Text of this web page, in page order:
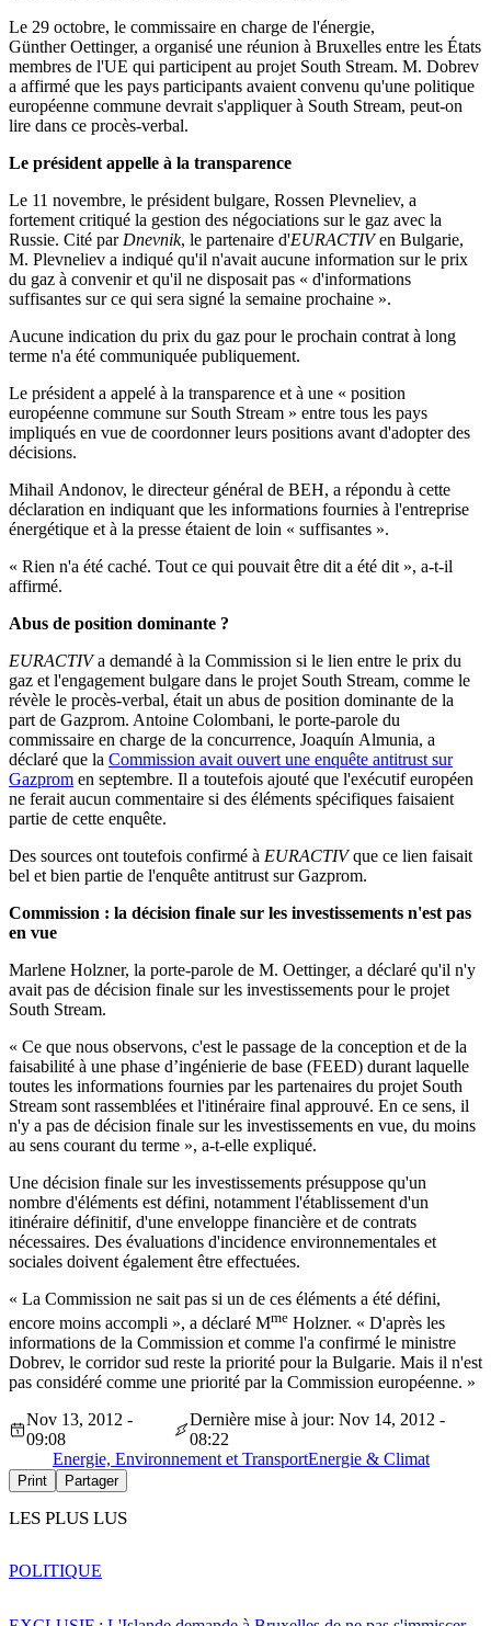
Le 29 octobre, le commissaire en charge de l'énergie,
Günther Oettinger, a organisé une réunion à Bruxelles entre les États
membres de l'UE qui participent au projet South Stream. M. Dobrev
a affirmé que les pays participants avaient convenu qu'une politique
européenne commune devrait s'appliquer à South Stream, peut-on
lire dans ce procès-verbal.
Le président appelle à la transparence
Le 11 novembre, le président bulgare, Rossen Plevneliev, a
fortement critiqué la gestion des négociations sur le gaz avec la
Russie. Cité par Dnevnik, le partenaire d'EURACTIVen Bulgarie,
M. Plevneliev a indiqué qu'il n'avait aucune information sur le prix
du gaz à convenir et qu'il ne disposait pas « d'informations
suffisantes sur ce qui sera signé la semaine prochaine ».
Aucune indication du prix du gaz pour le prochain contrat à long
terme n'a été communiquée publiquement.
Le président a appelé à la transparence et à une « position
européenne commune sur South Stream » entre tous les pays
impliqués en vue de coordonner leurs positions avant d'adopter des
décisions.
Mihail Andonov, le directeur général de BEH, a répondu à cette
déclaration en indiquant que les informations fournies à l'entreprise
énergétique et à la presse étaient de loin « suffisantes ».
« Rien n'a été caché. Tout ce qui pouvait être dit a été dit », a-t-il
affirmé.
Abus de position dominante ?
EURACTIVa demandé à la Commission si le lien entre le prix du
gaz et l'engagement bulgare dans le projet South Stream, comme le
révèle le procès-verbal, était un abus de position dominante de la
part de Gazprom. Antoine Colombani, le porte-parole du
commissaire en charge de la concurrence, Joaquín Almunia, a
déclaré que la Commission avait ouvert une enquête antitrust sur
Gazprom en septembre. Il a toutefois ajouté que l'exécutif européen
ne ferait aucun commentaire si des éléments spécifiques faisaient
partie de cette enquête.
Des sources ont toutefois confirmé à EURACTIVque ce lien faisait
bel et bien partie de l'enquête antitrust sur Gazprom.
Commission : la décision finale sur les investissements n'est pas
en vue
Marlene Holzner, la porte-parole de M. Oettinger, a déclaré qu'il n'y
avait pas de décision finale sur les investissements pour le projet
South Stream.
« Ce que nous observons, c'est le passage de la conception et de la
faisabilité à une phase d’ingénierie de base (FEED) durant laquelle
toutes les informations fournies par les partenaires du projet South
Stream sont rassemblées et l'itinéraire final approuvé. En ce sens, il
n'y a pas de décision finale sur les investissements en vue, du moins
au sens courant du terme », a-t-elle expliqué.
Une décision finale sur les investissements présuppose qu'un
nombre d'éléments est défini, notamment l'établissement d'un
itinéraire définitif, d'une enveloppe financière et de contrats
nécessaires. Des évaluations d'incidence environnementales et
sociales doivent également être effectuées.
« La Commission ne sait pas si un de ces éléments a été défini,
encore moins accompli », a déclaré Mme Holzner. « D'après les
informations de la Commission et comme l'a confirmé le ministre
Dobrev, le corridor sud reste la priorité pour la Bulgarie. Mais il n'est
pas considéré comme une priorité par la Commission européenne. »
Nov 13, 2012 -
09:08
Dernière mise à jour: Nov 14, 2012 -
08:22
Energie, Environnement et TransportEnergie & Climat
Print Partager
LES PLUS LUS
POLITIQUE